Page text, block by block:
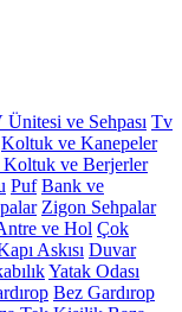
ve Sehpası Tv
Koltuk ve Kanepeler
ve Berjerler
Puf Bank ve
Zigon Sehpalar
ve Hol Çok
Askısı Duvar
Yatak Odası
Bez Gardırop